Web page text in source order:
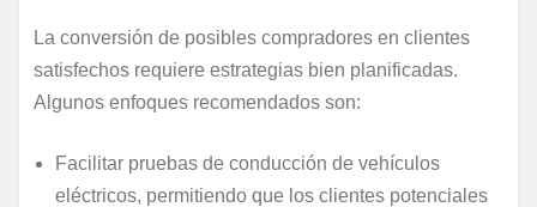
La conversión de posibles compradores en clientes
satisfechos requiere estrategias bien planificadas.
Algunos enfoques recomendados son:
Facilitar pruebas de conducción de vehículos
eléctricos, permitiendo que los clientes potenciales